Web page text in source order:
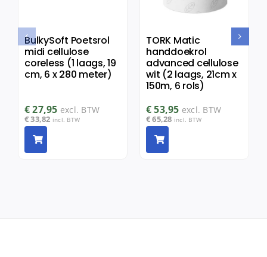
BulkySoft Poetsrol
midi cellulose
coreless (1 laags, 19
cm, 6 x 280 meter)
€27,95 excl. BTW
€33,82 incl. BTW
TORK Matic
handdoekrol
advanced cellulose
wit (2 laags, 21cm x
150m, 6 rols)
€53,95 excl. BTW
€65,28 incl. BTW